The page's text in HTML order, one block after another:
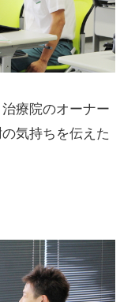
療院のオーナー
気持ちを伝えた